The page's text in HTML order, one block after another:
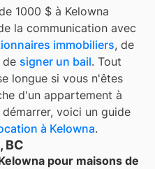
1000 $ à Kelowna
la communication avec
immobiliers, de
de signer un bail. Tout
longue si vous n'êtes
d'un appartement à
voici un guide
à Kelowna.
BC
pour maisons de